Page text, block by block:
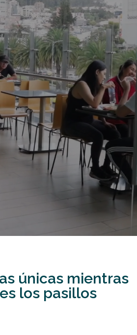
únicas mientras
los pasillos